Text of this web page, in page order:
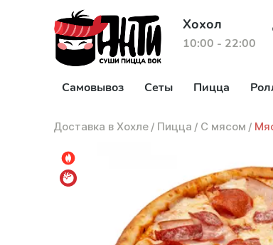
Хохол
10:00 - 22:00
Самовывоз Сеты Пицца
Доставка в Хохле / Пицца / С мясом /